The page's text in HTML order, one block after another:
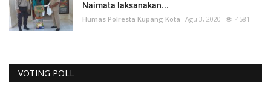
Naimata laksanakan...
Humas Polresta Kupang Kota Agu 3, 2020 4581
VOTING POLL